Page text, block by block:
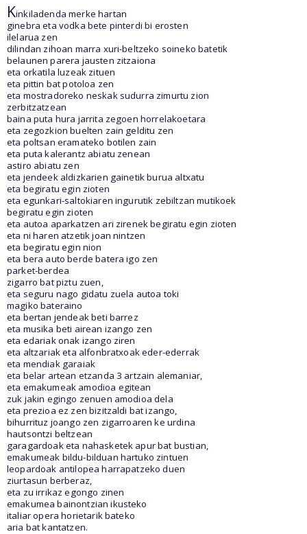
Kinkiladenda merke hartan
ginebra eta vodka bete pinterdi bi erosten
ilelarua zen
dilindan zihoan marra xuri-beltzeko soineko batetik
belaunen parera jausten zitzaiona
eta orkatila luzeak zituen
eta pittin bat potoloa zen
eta mostradoreko neskak sudurra zimurtu zion
zerbitzatzean
baina puta hura jarrita zegoen horrelakoetara
eta zegozkion buelten zain gelditu zen
eta poltsan eramateko botilen zain
eta puta kalerantz abiatu zenean
astiro abiatu zen
eta jendeek aldizkarien gainetik burua altxatu
eta begiratu egin zioten
eta egunkari-saltokiaren ingurutik zebiltzan mutikoek
begiratu egin zioten
eta autoa aparkatzen ari zirenek begiratu egin zioten
eta ni haren atzetik joan nintzen
eta begiratu egin nion
eta bera auto berde batera igo zen
parket-berdea
zigarro bat piztu zuen,
eta seguru nago gidatu zuela autoa toki
magiko bateraino
eta bertan jendeak beti barrez
eta musika beti airean izango zen
eta edariak onak izango ziren
eta altzariak eta alfonbratxoak eder-ederrak
eta mendiak garaiak
eta belar artean etzanda 3 artzain alemaniar,
eta emakumeak amodioa egitean
zuk jakin egingo zenuen amodioa dela
eta prezioa ez zen bizitzaldi bat izango,
bihurrituz joango zen zigarroaren ke urdina
hautsontzi beltzean
garagardoak eta nahasketek apur bat bustian,
emakumeak bildu-bilduan hartuko zintuen
leopardoak antilopea harrapatzeko duen
ziurtasun berberaz,
eta zu irrikaz egongo zinen
emakumea bainontzian ikusteko
italiar opera horietarik bateko
aria bat kantatzen.